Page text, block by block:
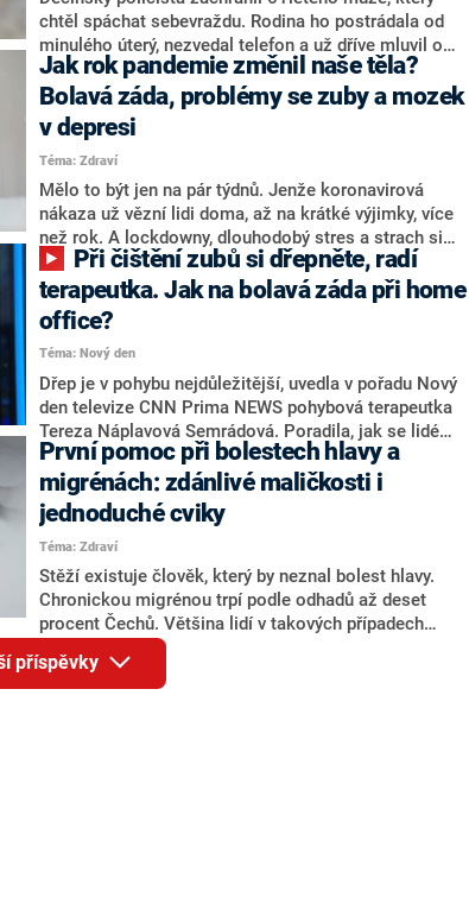
chtěl spáchat sebevraždu. Rodina ho postrádala od
minulého úterý, nezvedal telefon a už dříve mluvil o
tom, že si vezme život. Policista Petr Juřička ho
objevil na statku v Děčíně-Podmoklech – muž stál na
stoličce s provazem kolem krku a právě v tu chvíli ji
odkopl. Juřička ho dokázal zachránit.
Jak rok pandemie změnil naše těla?
Bolavá záda, problémy se zuby a mozek
v depresi
Téma: Zdraví
Mělo to být jen na pár týdnů. Jenže koronavirová
nákaza už vězní lidi doma, až na krátké výjimky, více
než rok. A lockdowny, dlouhodobý stres a strach si
vybírají svou daň. Naše tělo chátrá, lidé mají potíže se
zády, krční páteří, stěžují si na ochablé svaly, problémy
s vlasy i zuby. Jiní zase kvůli duševní krizi poptávají
psychology.
terapeutka. Jak na bolavá záda při home
office?
Téma: Nový den
Dřep je v pohybu nejdůležitější, uvedla v pořadu Nový
den televize CNN Prima NEWS pohybová terapeutka
Tereza Náplavová Semrádová. Poradila, jak se lidé
mají chovat, aby zůstali zdraví a nebolela je záda
během home office a při sedavém zaměstnání.
Terapeutka v pořadu také naznačila, jak má vypadat
ideální pracovní prostor.
První pomoc při bolestech hlavy a
migrénách: zdánlivé maličkosti i
jednoduché cviky
Téma: Zdraví
Stěží existuje člověk, který by neznal bolest hlavy.
Chronickou migrénou trpí podle odhadů až deset
procent Čechů. Většina lidí v takových případech
sáhne po prášcích, které bolest utlumí, ale nevyřeší její
podstatu. Ta může být různá, v současnosti ale stále
častěji souvisí s poruchou funkce horní krční páteře.
příspěvky